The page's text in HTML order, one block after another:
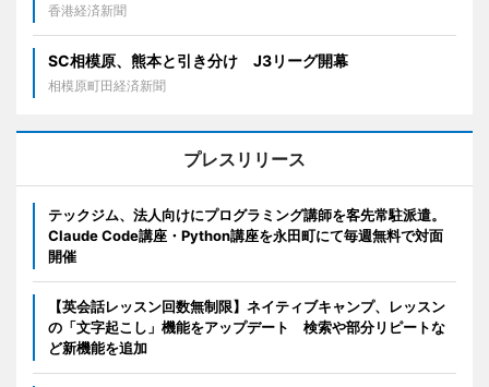
香港経済新聞
SC相模原、熊本と引き分け J3リーグ開幕
相模原町田経済新聞
プレスリリース
テックジム、法人向けにプログラミング講師を客先常駐派遣。
Claude Code講座・Python講座を永田町にて毎週無料で対面
開催
【英会話レッスン回数無制限】ネイティブキャンプ、レッスン
の「文字起こし」機能をアップデート 検索や部分リピートな
ど新機能を追加